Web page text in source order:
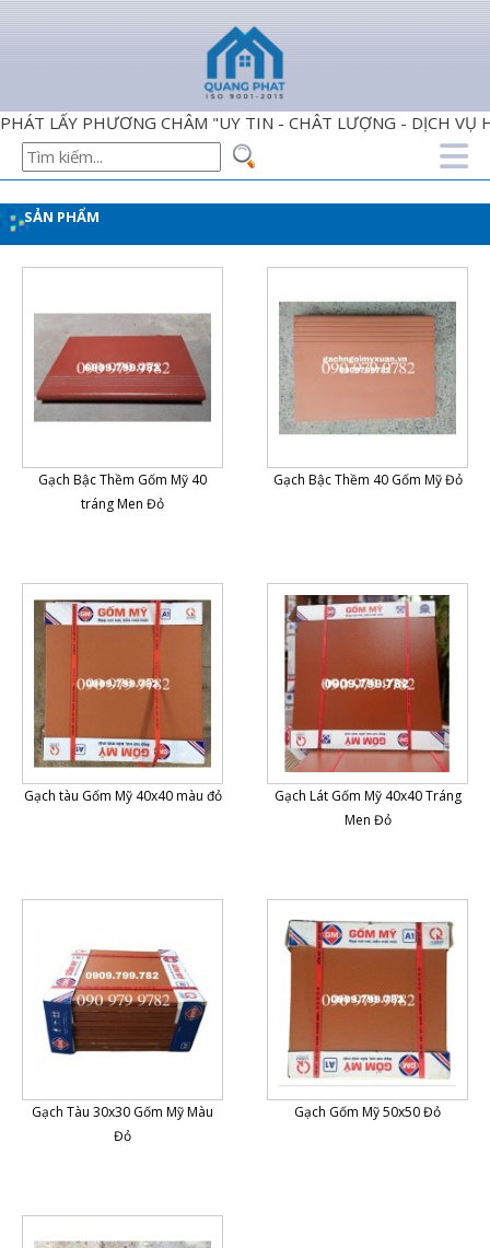
LẤY PHƯƠNG CHÂM "UY TIN - CHÂT LƯỢNG - DỊCH VỤ
SẢN PHẨM
Gạch Bậc Thềm Gốm Mỹ 40
tráng Men Đỏ
Gạch Bậc Thềm 40 Gốm Mỹ Đỏ
Gạch tàu Gốm Mỹ 40x40 màu đỏ
Gạch Lát Gốm Mỹ 40x40 Tráng
Men Đỏ
Gạch Tàu 30x30 Gốm Mỹ Màu
Đỏ
Gạch Gốm Mỹ 50x50 Đỏ